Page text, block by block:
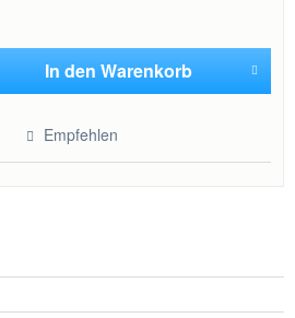
In den Warenkorb
Empfehlen